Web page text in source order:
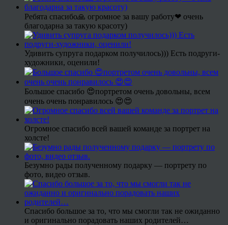
Ребята спасибо🙏 огромное за вашу работу❤ очень
благодарна за такую красоту)
Удивить супруга подарком получилось))) Есть подруги-
художники, оценили!
Большое спасибо 😍портретом очень довольны, всем
очень очень понравилось 😍😍
Огромное спасибо всей вашей команде за портрет на
холсте!
Безумно рады полученному подарку — портрету по
фото, видео отзыв.
Спасибо большое за то, что мы смогли так не ожиданно
и оригинально порадовать наших родителей…